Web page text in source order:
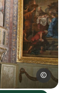
Jérôme